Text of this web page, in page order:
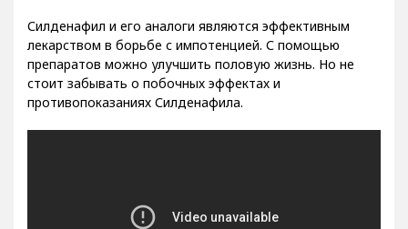
Силденафил и его аналоги являются эффективным
лекарством в борьбе с импотенцией. С помощью
препаратов можно улучшить половую жизнь. Но не
стоит забывать о побочных эффектах и
противопоказаниях Силденафила.